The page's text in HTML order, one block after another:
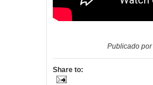
Publicado por
Share to: